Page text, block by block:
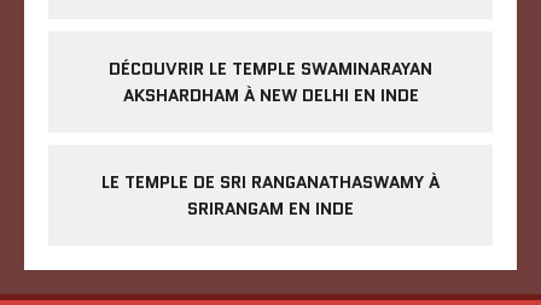
DÉCOUVRIR LE TEMPLE SWAMINARAYAN
AKSHARDHAM À NEW DELHI EN INDE
LE TEMPLE DE SRI RANGANATHASWAMY À
SRIRANGAM EN INDE